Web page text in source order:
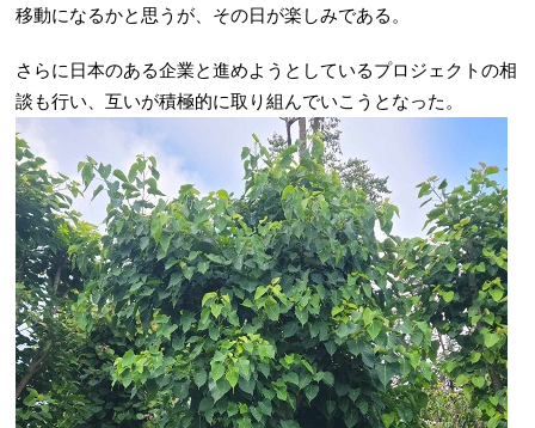
移動になるかと思うが、その日が楽しみである。
さらに日本のある企業と進めようとしているプロジェクトの相
談も行い、互いが積極的に取り組んでいこうとなった。